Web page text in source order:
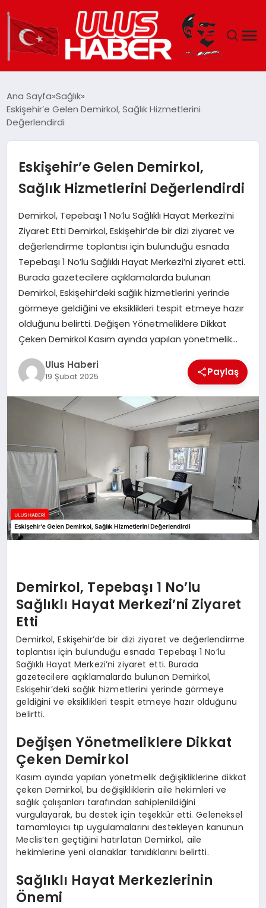
DÜNYA
SIYASET
TEKNOLOJI
EĞITIM
MAGAZIN
SPOR
YAŞAM
Ana Sayfa Sağlık
Eskişehir’e Gelen Demirkol, Sağlık Hizmetlerini
Değerlendirdi
Eskişehir’e Gelen Demirkol,
Sağlık Hizmetlerini Değerlendirdi
Demirkol, Tepebaşı 1 No’lu Sağlıklı Hayat Merkezi’ni
Ziyaret Etti Demirkol, Eskişehir’de bir dizi ziyaret ve
değerlendirme toplantısı için bulunduğu esnada
Tepebaşı 1 No’lu Sağlıklı Hayat Merkezi’ni ziyaret etti.
Burada gazetecilere açıklamalarda bulunan
Demirkol, Eskişehir’deki sağlık hizmetlerini yerinde
görmeye geldiğini ve eksiklikleri tespit etmeye hazır
olduğunu belirtti. Değişen Yönetmeliklere Dikkat
Çeken Demirkol Kasım ayında yapılan yönetmelik…
Ulus Haberi
19 Şubat 2025 Paylaş
Demirkol, Tepebaşı 1 No’lu
Sağlıklı Hayat Merkezi’ni Ziyaret
Etti
Demirkol, Eskişehir’de bir dizi ziyaret ve değerlendirme
toplantısı için bulunduğu esnada Tepebaşı 1 No’lu
Sağlıklı Hayat Merkezi’ni ziyaret etti. Burada
gazetecilere açıklamalarda bulunan Demirkol,
Eskişehir’deki sağlık hizmetlerini yerinde görmeye
geldiğini ve eksiklikleri tespit etmeye hazır olduğunu
belirtti.
Değişen Yönetmeliklere Dikkat
Çeken Demirkol
Kasım ayında yapılan yönetmelik değişikliklerine dikkat
çeken Demirkol, bu değişikliklerin aile hekimleri ve
sağlık çalışanları tarafından sahiplenildiğini
vurgulayarak, bu destek için teşekkür etti. Geleneksel
tamamlayıcı tıp uygulamalarını destekleyen kanunun
Meclis’ten geçtiğini hatırlatan Demirkol, aile
hekimlerine yeni olanaklar tanıdıklarını belirtti.
Sağlıklı Hayat Merkezlerinin
Önemi